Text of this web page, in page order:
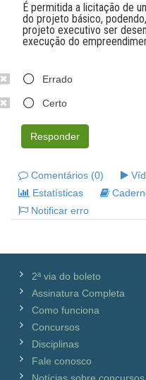
É permitida a licitação de
do projeto básico,
projeto executivo ser
execução do
Errado
Certo
Responder
Comentários (0)
Estatísticas
Notificar erro
2ª via do boleto
Assinatura Completa
Como funciona
Concursos
Disciplinas
Fale conosco